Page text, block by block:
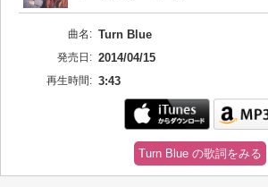
曲名: Turn Blue
発売日: 2014/04/15
再生時間: 3:43
Turn Blue の歌詞をみる